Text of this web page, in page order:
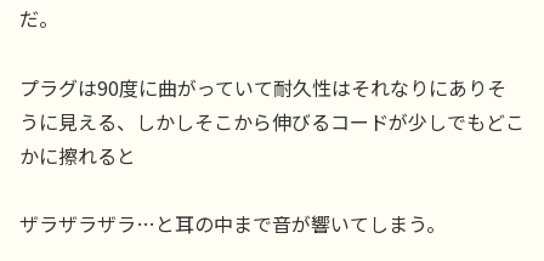
だ。
プラグは90度に曲がっていて耐久性はそれなりにありそ
うに見える、しかしそこから伸びるコードが少しでもどこ
かに擦れると
ザラザラザラ…と耳の中まで音が響いてしまう。